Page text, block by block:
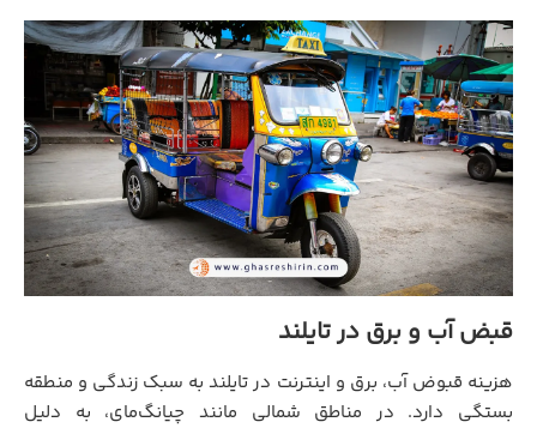
قبض آب و برق در تایلند
هزینه قبوض آب، برق و اینترنت در تایلند به سبک زندگی و منطقه
بستگی دارد. در مناطق شمالی مانند چیانگ‌مای، به دلیل